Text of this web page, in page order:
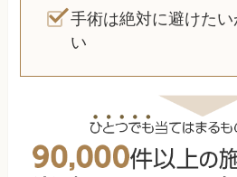
手術は絶対に避けた
い